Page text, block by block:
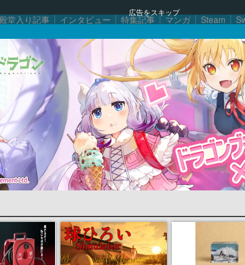
広告をスキップ
殿堂入り記事 インタビュー 特集記事 マンガ Steam